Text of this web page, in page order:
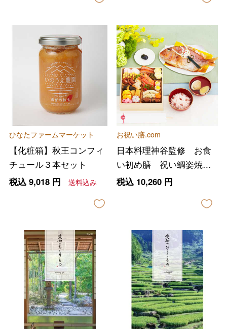
ひなたファームマーケット
【化粧箱】秋王コンフィ
チュール３本セット
税込 9,018円 送料込み
お祝い膳.com
日本料理神谷監修 お食
い初め膳 祝い鯛姿焼き
コース
税込 10,260円